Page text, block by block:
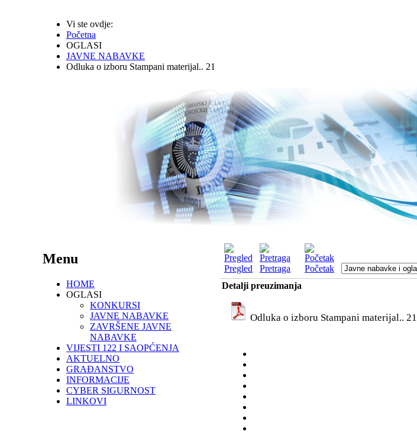
Vi ste ovdje:
Početna
OGLASI
JAVNE NABAVKE
Odluka o izboru Stampani materijal.. 21
Pregled Pretraga
Početak
Detalji preuzimanja
Odluka o izboru Stampani materijal.. 21
Menu
HOME
OGLASI
KONKURSI
JAVNE NABAVKE
ZAVRŠENE JAVNE
NABAVKE
VIJESTI 122 I SAOPĆENJA
AKTUELNO
GRAĐANSTVO
INFORMACIJE
CYBER SIGURNOST
LINKOVI